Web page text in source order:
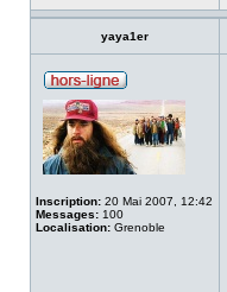
yaya1er
Inscription: 20 Mai 2007, 12:42
Messages: 100
Localisation: Grenoble